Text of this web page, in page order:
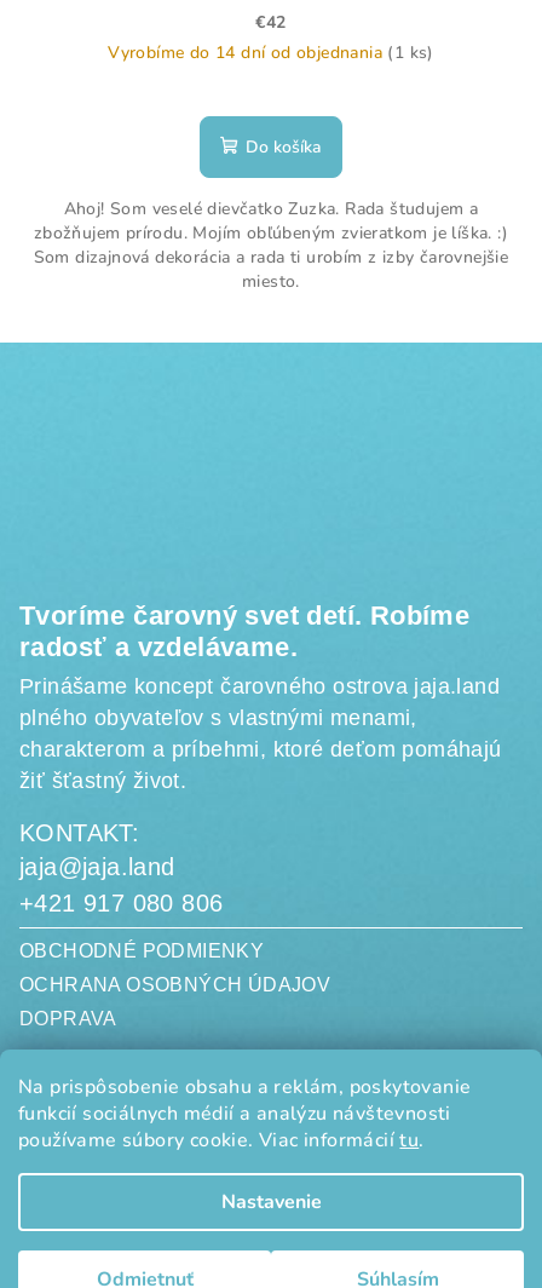
Na prispôsobenie obsahu a reklám, poskytovanie
funkcií sociálnych médií a analýzu návštevnosti
používame súbory cookie. Viac informáciítu.
Nastavenie
Odmietnuť Súhlasím
€42
Vyrobíme do 14 dní od objednania (1 ks)
Do košíka
Ahoj! Som veselé dievčatko Zuzka. Rada študujem a
zbožňujem prírodu. Mojím obľúbeným zvieratkom je líška. :)
Som dizajnová dekorácia a rada ti urobím z izby čarovnejšie
miesto.
Tvoríme čarovný svet detí. Robíme
radosť a vzdelávame.
Prinášame koncept čarovného ostrova jaja.land
plného obyvateľov s vlastnými menami,
charakterom a príbehmi, ktoré deťom pomáhajú
žiť šťastný život.
KONTAKT:
jaja@jaja.land
+421 917 080 806
OBCHODNÉ PODMIENKY
OCHRANA OSOBNÝCH ÚDAJOV
DOPRAVA
Limbová 3058/20
010 07 ŽILINA
SLOVENSKO
DIČ: 2120501009
nastavenie cookies